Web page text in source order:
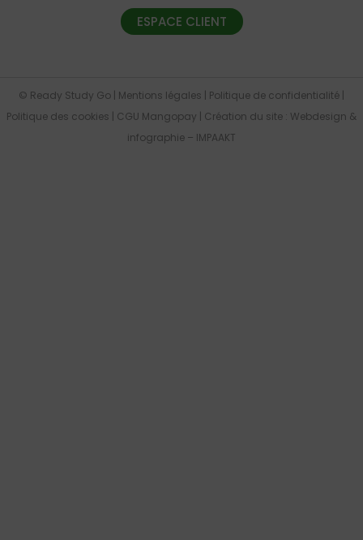
ESPACE CLIENT
© Ready Study Go | Mentions légales Politique de confidentialité
Politique des cookies
CGU Mangopay | Création du site : Webdesign &
infographie – IMPAAKT